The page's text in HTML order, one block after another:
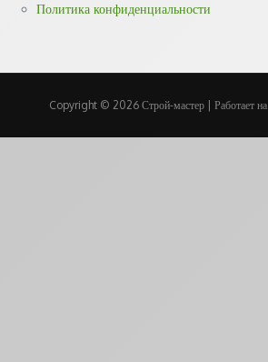
Политика конфиденциальности
Copyright © 2026 Строй-мастер | Работает на